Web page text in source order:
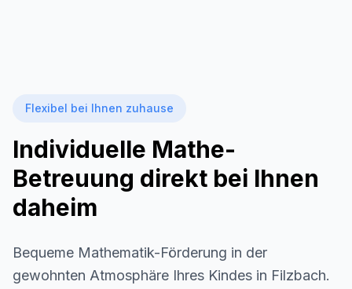
Flexibel bei Ihnen zuhause
Individuelle Mathe-
Betreuung direkt bei Ihnen
daheim
Bequeme Mathematik-Förderung in der
gewohnten Atmosphäre Ihres Kindes in Filzbach.